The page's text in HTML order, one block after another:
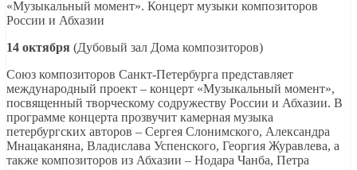
«Музыкальный момент». Концерт музыки композиторов
России и Абхазии
14 октября (Дубовый зал Дома композиторов)
Союз композиторов Санкт-Петербурга представляет
международный проект – концерт «Музыкальный момент»,
посвященный творческому содружеству России и Абхазии. В
программе концерта прозвучит камерная музыка
петербургских авторов – Сергея Слонимского, Александра
Мнацаканяна, Владислава Успенского, Георгия Журавлева, а
также композиторов из Абхазии – Нодара Чанба, Петра